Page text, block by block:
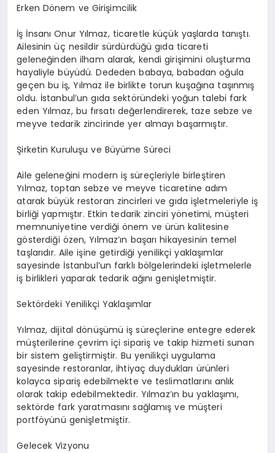
Erken Dönem ve Girişimcilik
İş İnsanı Onur Yılmaz, ticaretle küçük yaşlarda tanıştı.
Ailesinin üç nesildir sürdürdüğü gıda ticareti
geleneğinden ilham alarak, kendi girişimini oluşturma
hayaliyle büyüdü. Dededen babaya, babadan oğula
geçen bu iş, Yılmaz ile birlikte torun kuşağına taşınmış
oldu. İstanbul’un gıda sektöründeki yoğun talebi fark
eden Yılmaz, bu fırsatı değerlendirerek, taze sebze ve
meyve tedarik zincirinde yer almayı başarmıştır.
Şirketin Kuruluşu ve Büyüme Süreci
Aile geleneğini modern iş süreçleriyle birleştiren
Yılmaz, toptan sebze ve meyve ticaretine adım
atarak büyük restoran zincirleri ve gıda işletmeleriyle iş
birliği yapmıştır. Etkin tedarik zinciri yönetimi, müşteri
memnuniyetine verdiği önem ve ürün kalitesine
gösterdiği özen, Yılmaz’ın başarı hikayesinin temel
taşlarıdır. Aile işine getirdiği yenilikçi yaklaşımlar
sayesinde İstanbul’un farklı bölgelerindeki işletmelerle
iş birlikleri yaparak tedarik ağını genişletmiştir.
Sektördeki Yenilikçi Yaklaşımlar
Yılmaz, dijital dönüşümü iş süreçlerine entegre ederek
müşterilerine çevrim içi sipariş ve takip hizmeti sunan
bir sistem geliştirmiştir. Bu yenilikçi uygulama
sayesinde restoranlar, ihtiyaç duydukları ürünleri
kolayca sipariş edebilmekte ve teslimatlarını anlık
olarak takip edebilmektedir. Yılmaz’ın bu yaklaşımı,
sektörde fark yaratmasını sağlamış ve müşteri
portföyünü genişletmiştir.
Gelecek Vizyonu